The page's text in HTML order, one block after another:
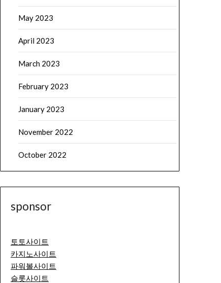
May 2023
April 2023
March 2023
February 2023
January 2023
November 2022
October 2022
sponsor
토토사이트
카지노사이트
파워볼사이트
슬롯사이트